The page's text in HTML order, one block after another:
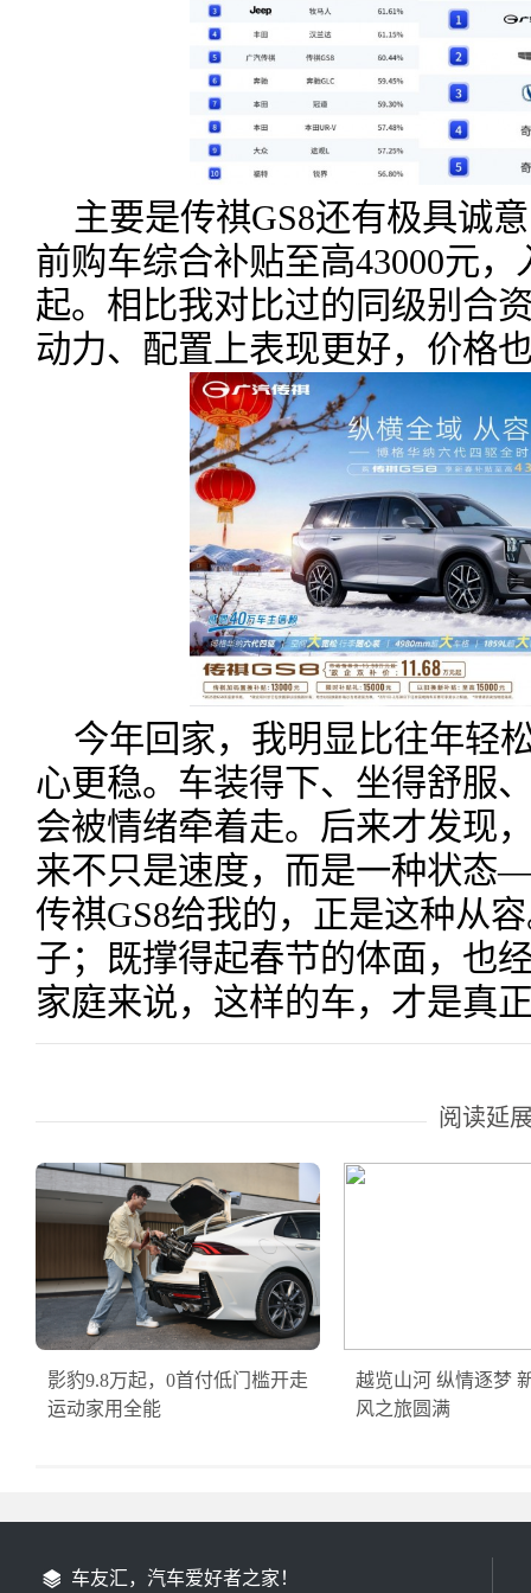
主要是传祺GS8还有极具诚
前购车综合补贴至高43000元
起。相比我对比过的同级别合
动力、配置上表现更好，价格
今年回家，我明显比往年轻
心更稳。车装得下、坐得舒服
会被情绪牵着走。后来才发现
来不只是速度，而是一种状
传祺GS8给我的，正是这种从
子；既撑得起春节的体面，也
家庭来说，这样的车，才是真
阅读延
影豹9.8万起，0首付低门槛开走
运动家用全能
越览山河 纵情逐梦
风之旅圆满
车友汇，汽车爱好者之家！